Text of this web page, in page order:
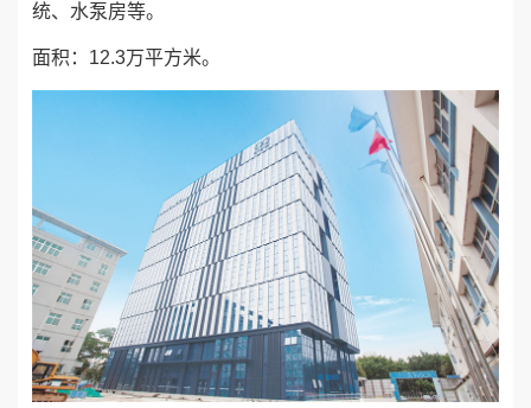
统、水泵房等。
面积：12.3万平方米。